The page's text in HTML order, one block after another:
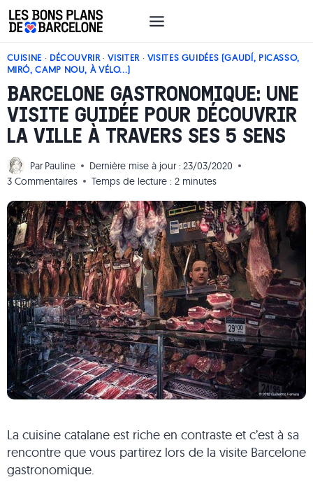
Aller
au
CUISINE · DÉCOUVRIR ·VISITER · VISITES GUIDÉES (GAUDÍ, PICASSO,
MIRÓ, CAMP NOU, À VÉLO...)
BARCELONE GASTRONOMIQUE: UNE
VISITE GUIDÉE POUR DÉCOUVRIR
LA VILLE À TRAVERS SES 5 SENS
Par Pauline Dernière mise à jour : 23/03/2020
3 Commentaires
Temps de lecture : 2 minutes
La cuisine catalane est riche en contraste et c’est à sa
rencontre que vous partirez lors de la visite Barcelone
gastronomique.